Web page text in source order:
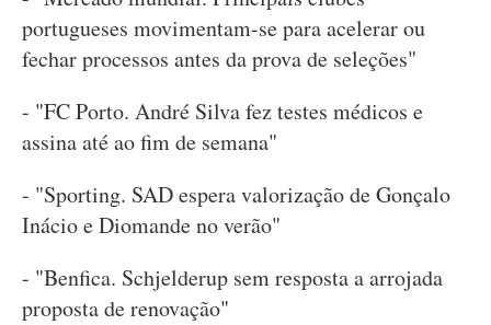
portugueses movimentam-se para acelerar ou
fechar processos antes da prova de seleções"
- "FC Porto. André Silva fez testes médicos e
assina até ao fim de semana"
- "Sporting. SAD espera valorização de Gonçalo
Inácio e Diomande no verão"
- "Benfica. Schjelderup sem resposta a arrojada
proposta de renovação"